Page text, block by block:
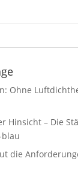
Ohne
Hinsicht – Die
die